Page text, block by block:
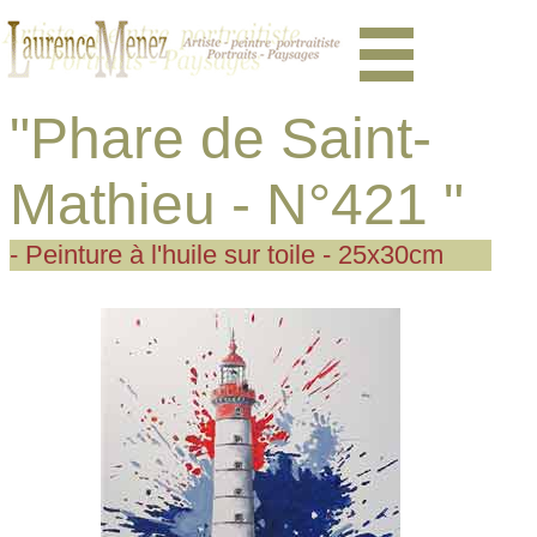
"Phare de Saint-
Mathieu - N°421 "
- Peinture à l'huile sur toile - 25x30cm